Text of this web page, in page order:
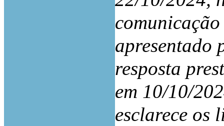
apresentado
resposta
em 10/10/
esclarece os